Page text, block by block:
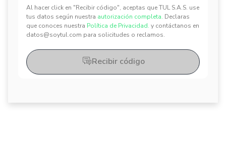
Al hacer click en "Recibir código", aceptas que TUL S.A.S. use
tus datos según nuestra autorización completa. Declaras
que conoces nuestra Política de Privacidad. y contáctanos en
datos@soytul.com para solicitudes o reclamos.
✕
✕
Recibir código